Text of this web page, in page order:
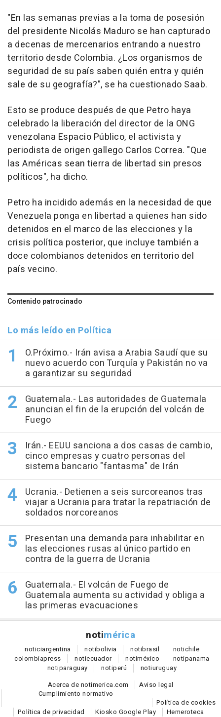
"En las semanas previas a la toma de posesión
del presidente Nicolás Maduro se han capturado
a decenas de mercenarios entrando a nuestro
territorio desde Colombia. ¿Los organismos de
seguridad de su país saben quién entra y quién
sale de su geografía?", se ha cuestionado Saab.
Esto se produce después de que Petro haya
celebrado la liberación del director de la ONG
venezolana Espacio Público, el activista y
periodista de origen gallego Carlos Correa. "Que
las Américas sean tierra de libertad sin presos
políticos", ha dicho.
Petro ha incidido además en la necesidad de que
Venezuela ponga en libertad a quienes han sido
detenidos en el marco de las elecciones y la
crisis política posterior, que incluye también a
doce colombianos detenidos en territorio del
país vecino.
Contenido patrocinado
Lo más leído en Política
O.Próximo.- Irán avisa a Arabia Saudí que su
nuevo acuerdo con Turquía y Pakistán no va
a garantizar su seguridad
Guatemala.- Las autoridades de Guatemala
anuncian el fin de la erupción del volcán de
Fuego
Irán.- EEUU sanciona a dos casas de cambio,
cinco empresas y cuatro personas del
sistema bancario "fantasma" de Irán
Ucrania.- Detienen a seis surcoreanos tras
viajar a Ucrania para tratar la repatriación de
soldados norcoreanos
Presentan una demanda para inhabilitar en
las elecciones rusas al único partido en
contra de la guerra de Ucrania
Guatemala.- El volcán de Fuego de
Guatemala aumenta su actividad y obliga a
las primeras evacuaciones
notimérica
noticiargentina notibolivia notibrasil notichile
colombiapress notiecuador notiméxico notipanama
notiparaguay notiperú notiuruguay
Acerca de notimerica.com
Aviso legal
Cumplimiento normativo
Política de cookies
Política de privacidad
Kiosko Google Play
Hemeroteca